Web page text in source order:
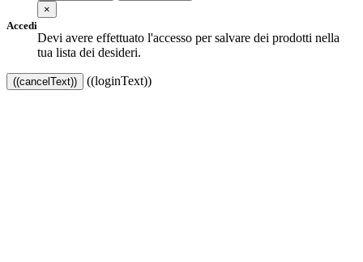
Accedi
×
Devi avere effettuato l'accesso per salvare dei prodotti nella
tua lista dei desideri.
((cancelText)) ((loginText))